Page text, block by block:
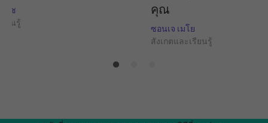
นช
ยนรู้
คุณ
ซอนเจ เมโย
สังเกตและเรียนรู้